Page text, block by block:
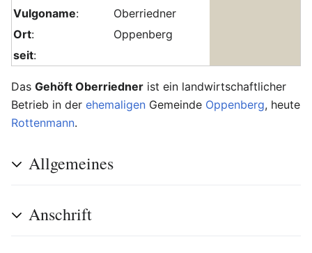
Vulgoname:
Oberriedner
Ort:
Oppenberg
seit:
Das Gehöft Oberriedner ist ein landwirtschaftlicher
Betrieb in der ehemaligen Gemeinde Oppenberg, heute
Rottenmann.
Allgemeines
Anschrift